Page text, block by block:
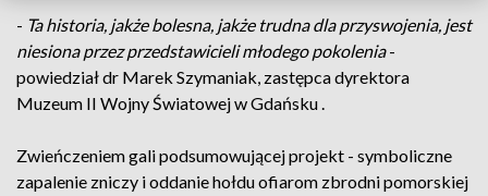
- Ta historia, jakże bolesna, jakże trudna dla przyswojenia, jest
niesiona przez przedstawicieli młodego pokolenia-
powiedział dr Marek Szymaniak, zastępca dyrektora
Muzeum II Wojny Światowej w Gdańsku .
Zwieńczeniem gali podsumowującej projekt - symboliczne
zapalenie zniczy i oddanie hołdu ofiarom zbrodni pomorskiej